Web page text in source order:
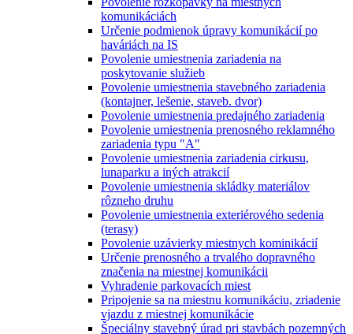
komunikáciách
Určenie podmienok úpravy komunikácií po
haváriách na IS
Povolenie umiestnenia zariadenia na
poskytovanie služieb
Povolenie umiestnenia stavebného zariadenia
(kontajner, lešenie, staveb. dvor)
Povolenie umiestnenia predajného zariadenia
Povolenie umiestnenia prenosného reklamného
zariadenia typu "A"
Povolenie umiestnenia zariadenia cirkusu,
lunaparku a iných atrakcií
Povolenie umiestnenia skládky materiálov
rôzneho druhu
Povolenie umiestnenia exteriérového sedenia
(terasy)
Povolenie uzávierky miestnych kominikácií
Určenie prenosného a trvalého dopravného
značenia na miestnej komunikácii
Vyhradenie parkovacích miest
Pripojenie sa na miestnu komunikáciu, zriadenie
vjazdu z miestnej komunikácie
Špeciálny stavebný úrad pri stavbách pozemných